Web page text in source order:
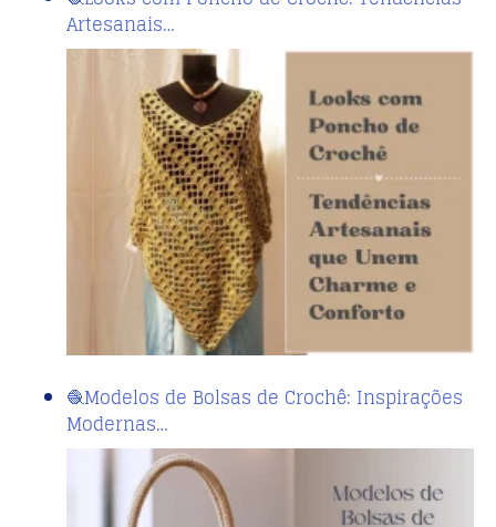
Artesanais…
🧶Modelos de Bolsas de Crochê: Inspirações
Modernas…